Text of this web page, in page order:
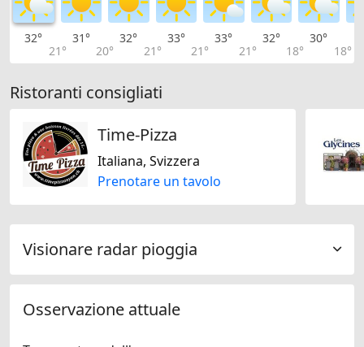
32°
21°
31°
20°
32°
21°
33°
21°
33°
21°
32°
18°
30°
18°
Ristoranti consigliati
Time-Pizza
Italiana, Svizzera
Prenotare un tavolo
Visionare radar pioggia
Osservazione attuale